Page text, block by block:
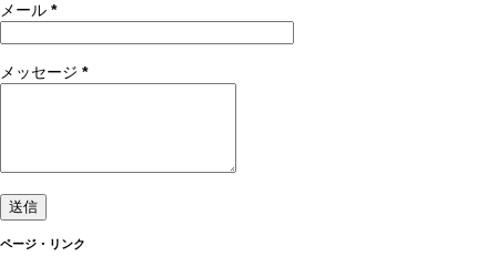
メール *
メッセージ *
ページ・リンク